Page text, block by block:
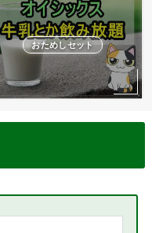
おためしセット